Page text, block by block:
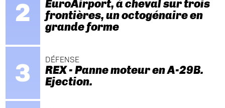
EuroAirport, à cheval sur trois
frontières, un octogénaire en
grande forme
DÉFENSE
REX - Panne moteur en A-29B.
Ejection.